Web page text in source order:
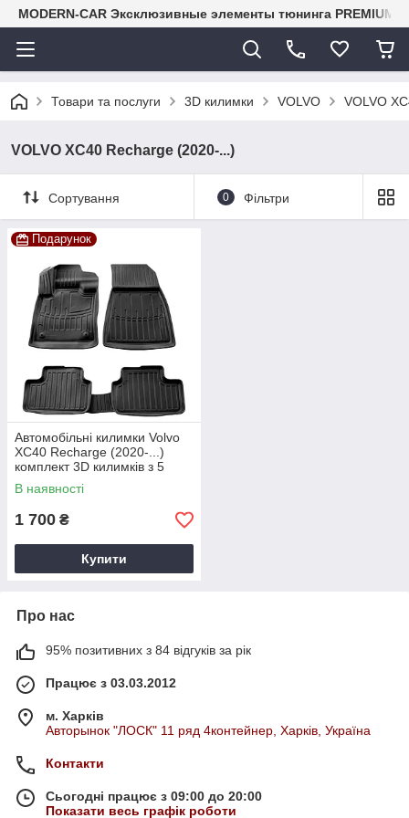
MODERN-CAR Эксклюзивные элементы тюнинга PREMIUM-
Товари та послуги 3D килимки VOLVO VOLVO
VOLVO XC40 Recharge (2020-...)
Сортування 0 Фільтри
Подарунок
Автомобільні килимки Volvo
XC40 Recharge (2020-...)
комплект 3D килимків з 5
штук
В наявності
1 700 ₴
Купити
Про нас
95% позитивних з 84 відгуків за рік
Працює з 03.03.2012
м. Харків
Авторынок "ЛОСК" 11 ряд 4контейнер, Харків, Україна
Контакти
Сьогодні працює з 09:00 до 20:00
Показати весь графік роботи